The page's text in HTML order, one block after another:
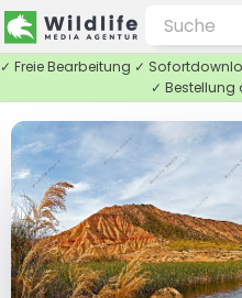
✓ Freie Bearbeitung ✓
✓ Bestellung